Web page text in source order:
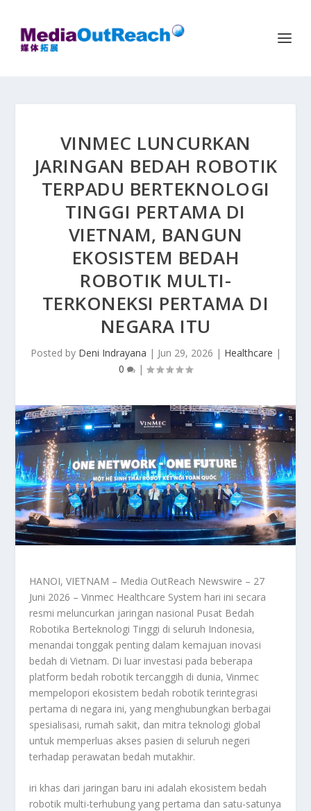
VINMEC LUNCURKAN
JARINGAN BEDAH ROBOTIK
TERPADU BERTEKNOLOGI
TINGGI PERTAMA DI
VIETNAM, BANGUN
EKOSISTEM BEDAH
ROBOTIK MULTI-
TERKONEKSI PERTAMA DI
NEGARA ITU
Posted by Deni Indrayana | Jun 29, 2026 | Healthcare |
0
|
HANOI, VIETNAM – Media OutReach Newswire – 27
Juni 2026 – Vinmec Healthcare System hari ini secara
resmi meluncurkan jaringan nasional Pusat Bedah
Robotika Berteknologi Tinggi di seluruh Indonesia,
menandai tonggak penting dalam kemajuan inovasi
bedah di Vietnam. Di luar investasi pada beberapa
platform bedah robotik tercanggih di dunia, Vinmec
mempelopori ekosistem bedah robotik terintegrasi
pertama di negara ini, yang menghubungkan berbagai
spesialisasi, rumah sakit, dan mitra teknologi global
untuk memperluas akses pasien di seluruh negeri
terhadap perawatan bedah mutakhir.
iri khas dari jaringan baru ini adalah ekosistem bedah
robotik multi-terhubung yang pertama dan satu-satunya